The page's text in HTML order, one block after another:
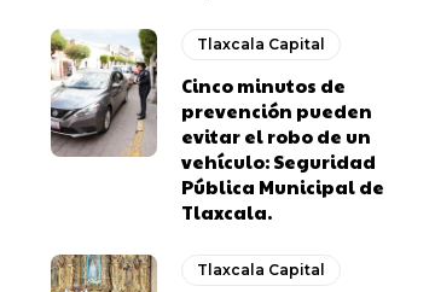
Tlaxcala Capital
Cinco minutos de
prevención pueden
evitar el robo de un
vehículo: Seguridad
Pública Municipal de
Tlaxcala.
Tlaxcala Capital